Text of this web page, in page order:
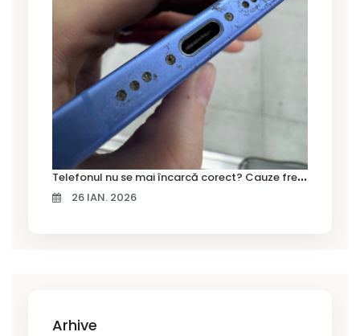
T
elefonul nu se mai încarcă corect? Cauze frecvente și soluții la service în Timișoara
26 IAN. 2026
Arhive